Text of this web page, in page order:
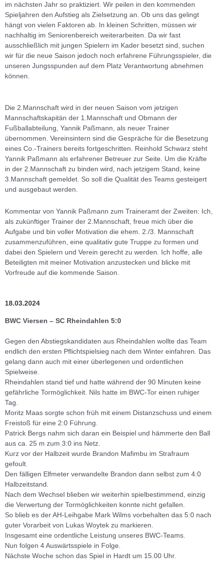
im nächsten Jahr so praktiziert. Wir peilen in den kommenden
Spieljahren den Aufstieg als Zielsetzung an. Ob uns das gelingt
hängt von vielen Faktoren ab. In kleinen Schritten, müssen wir
nachhaltig im Seniorenbereich weiterarbeiten. Da wir fast
ausschließlich mit jungen Spielern im Kader besetzt sind, suchen
wir für die neue Saison jedoch noch erfahrene Führungsspieler, die
unseren Jungsspunden auf dem Platz Verantwortung abnehmen
können.
Die 2.Mannschaft wird in der neuen Saison vom jetzigen
Mannschaftskapitän der 1.Mannschaft und Obmann der
Fußballabteilung, Yannik Paßmann, als neuer Trainer
übernommen. Vereinsintern sind die Gespräche für die Besetzung
eines Co.-Trainers bereits fortgeschritten. Reinhold Schwarz steht
Yannik Paßmann als erfahrener Betreuer zur Seite. Um die Kräfte
in der 2.Mannschaft zu binden wird, nach jetzigem Stand, keine
3.Mannschaft gemeldet. So soll die Qualität des Teams gesteigert
und ausgebaut werden.
Kommentar von Yannik Paßmann zum Traineramt der Zweiten: Ich,
als zukünftiger Trainer der 2.Mannschaft, freue mich über die
Aufgabe und bin voller Motivation die ehem. 2./3. Mannschaft
zusammenzuführen, eine qualitativ gute Truppe zu formen und
dabei den Spielern und Verein gerecht zu werden. Ich hoffe, alle
Beteiligten mit meiner Motivation anzustecken und blicke mit
Vorfreude auf die kommende Saison.
18.03.2024
BWC Viersen – SC Rheindahlen 5:0
Gegen den Abstiegskandidaten aus Rheindahlen wollte das Team
endlich den ersten Pflichtspielsieg nach dem Winter einfahren. Das
gelang dann auch mit einer überlegenen und ordentlichen
Spielweise.
Rheindahlen stand tief und hatte während der 90 Minuten keine
gefährliche Tormöglichkeit. Nils hatte im BWC-Tor einen ruhiger
Tag.
Moritz Maas sorgte schon früh mit einem Distanzschuss und einem
Freistoß für eine 2:0 Führung.
Patrick Bergs nahm sich daran ein Beispiel und hämmerte den Ball
aus ca. 25 m zum 3:0 ins Netz.
Kurz vor der Halbzeit wurde Brandon Mafimbu im Strafraum
gefoult.
Den fälligen Elfmeter verwandelte Brandon dann selbst zum 4:0
Halbzeitstand.
Nach dem Wechsel blieben wir weiterhin spielbestimmend, einzig
die Verwertung der Tormöglichkeiten konnte nicht gefallen.
So blieb es der AH-Leihgabe Mark Wilms vorbehalten das 5:0 nach
guter Vorarbeit von Lukas Woytek zu markieren.
Insgesamt eine ordentliche Leistung unseres BWC-Teams.
Nun folgen 4 Auswärtsspiele in Folge.
Nächste Woche schon das Spiel in Hardt um 15.00 Uhr.